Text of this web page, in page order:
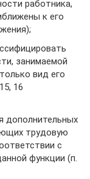
работника,
к его
занимаемой
вид его
16
дополнительных
трудовую
с
функции (п.